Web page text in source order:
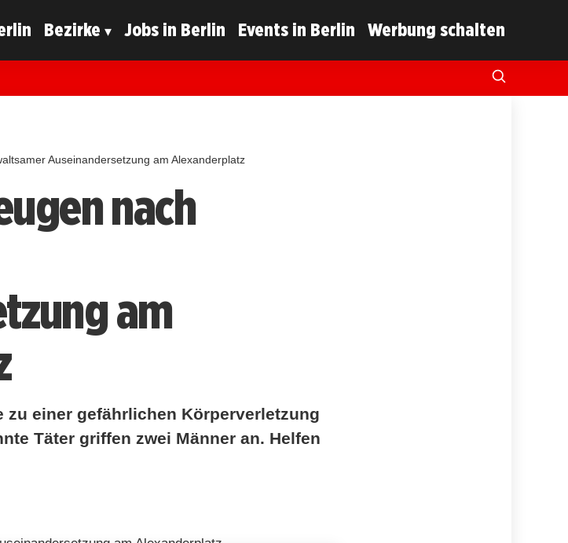
Bezirke Jobs in Berlin Events in Berlin Werbung schalten
Auseinandersetzung am Alexanderplatz
nach
am
zu einer gefährlichen Körperverletzung
Täter griffen zwei Männer an. Helfen